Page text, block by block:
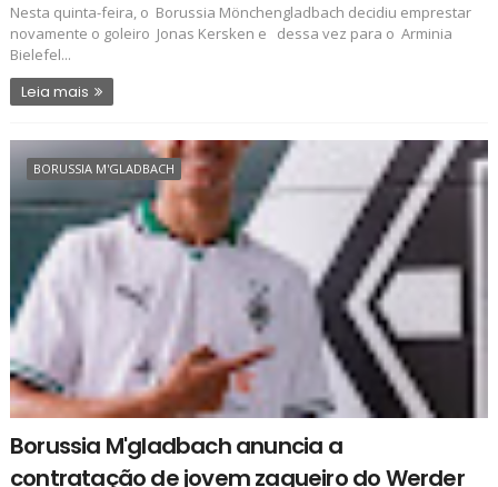
Nesta quinta-feira, o Borussia Mönchengladbach decidiu emprestar
novamente o goleiro Jonas Kersken e dessa vez para o Arminia
Bielefel...
Leia mais
BORUSSIA M'GLADBACH
Borussia M'gladbach anuncia a
contratação de jovem zagueiro do Werder